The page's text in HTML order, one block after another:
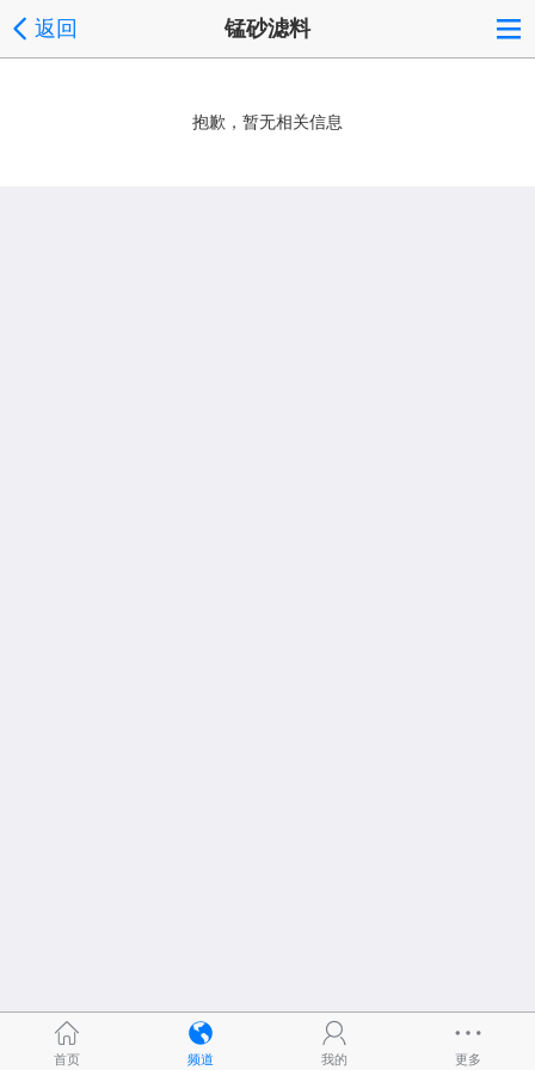
返回 锰砂滤料
抱歉，暂无相关信息
首页 频道 我的 更多